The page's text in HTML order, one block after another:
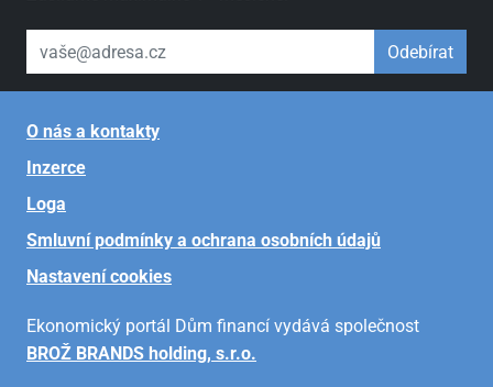
váš email Odebírat
O nás a kontakty
Inzerce
Loga
Smluvní podmínky a ochrana osobních údajů
Nastavení cookies
Ekonomický portál Dům financí vydává společnost
BROŽ BRANDS holding, s.r.o.